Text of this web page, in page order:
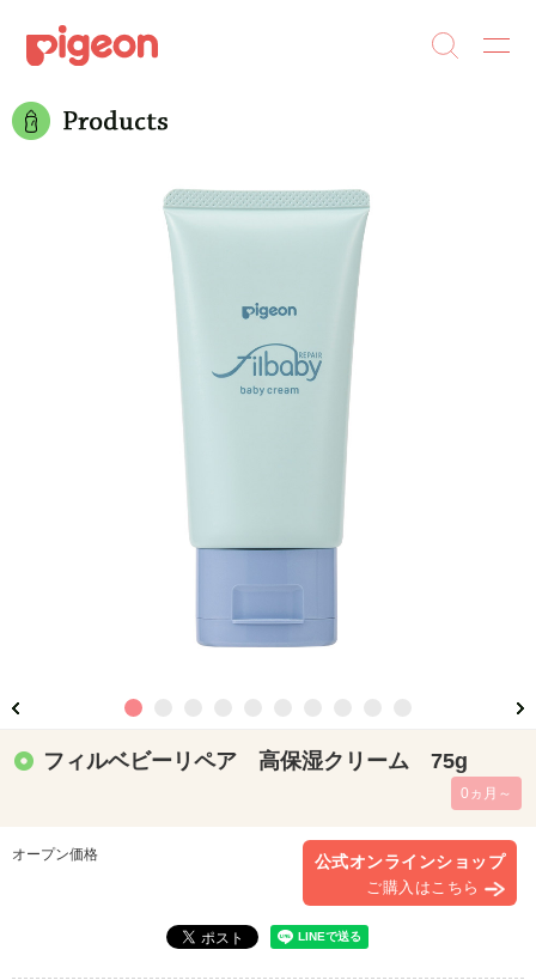
フィルベビーリペア 高保湿クリーム 75g
0ヵ月～
オープン価格 公式オンラインショップ
ご購入はこちら